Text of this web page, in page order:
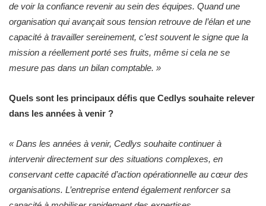
de voir la confiance revenir au sein des équipes. Quand une
organisation qui avançait sous tension retrouve de l’élan et une
capacité à travailler sereinement, c’est souvent le signe que la
mission a réellement porté ses fruits, même si cela ne se
mesure pas dans un bilan comptable. »
Quels sont les principaux défis que Cedlys souhaite relever
dans les années à venir ?
« Dans les années à venir, Cedlys souhaite continuer à
intervenir directement sur des situations complexes, en
conservant cette capacité d’action opérationnelle au cœur des
organisations. L’entreprise entend également renforcer sa